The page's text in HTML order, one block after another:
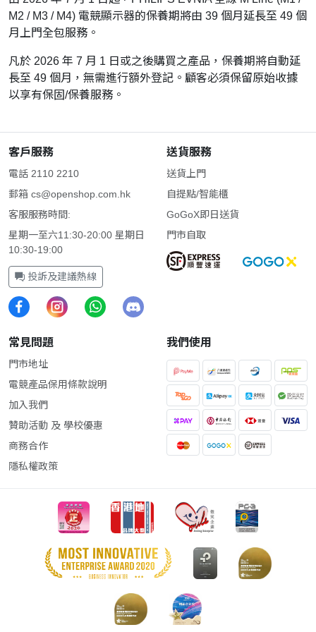
M2 / M3 / M4) 電競顯示器的保養期將由 39 個月延長至 49 個
月上門全包服務。
凡於 2026 年 7 月 1 日或之後購買之產品，保養期將自動延
長至 49 個月，無需進行額外登記。顧客必須保留原始收據
以享有保固/保養服務。
客戶服務
電話 2110 2210
郵箱 cs@openshop.com.hk
客服服務時間:
星期一至六11:30-20:00 星期日
10:30-19:00
投訴及建議熱線
送貨服務
送貨上門
自提點/智能櫃
GoGoX即日送貨
門市自取
常見問題
門市地址
電競產品保用條款說明
加入我們
贊助活動 及 學校優惠
商務合作
隱私權政策
我們使用